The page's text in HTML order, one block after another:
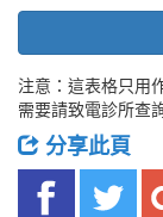
注意：這表格只用
需要請致電診所查
分享此頁